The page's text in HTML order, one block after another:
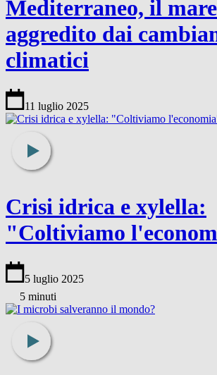
Mediterraneo, il
aggredito dai
climatici
11 luglio 2025
Crisi idrica e xylella:
"Coltiviamo
5 luglio 2025
5 minuti